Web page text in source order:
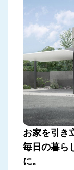
お家を引き
毎日の暮ら
に。